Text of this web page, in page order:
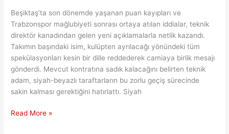
Beşiktaş’ta son dönemde yaşanan puan kayıpları ve
Trabzonspor mağlubiyeti sonrası ortaya atılan iddialar, teknik
direktör kanadından gelen yeni açıklamalarla netlik kazandı.
Takımın başındaki isim, kulüpten ayrılacağı yönündeki tüm
spekülasyonları kesin bir dille reddederek camiaya birlik mesajı
gönderdi. Mevcut kontratına sadık kalacağını belirten teknik
adam, siyah-beyazlı taraftarların bu zorlu geçiş sürecinde
sakin kalması gerektiğini hatırlattı. Siyah
Kartal’ın
Read More »